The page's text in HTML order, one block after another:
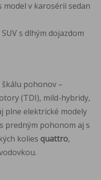
v karosérii sedan
s dlhým dojazdom
pohonov –
(TDI), mild-hybridy,
plne elektrické modely
predným pohonom aj s
kolies quattro,